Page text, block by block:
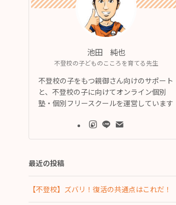
池田 純也
不登校の子どものこころを育てる先生
不登校の子をもつ親御さん向けのサポート
と、不登校の子に向けてオンライン個別
塾・個別フリースクールを運営しています
最近の投稿
【不登校】ズバリ！復活の共通点はこれだ！